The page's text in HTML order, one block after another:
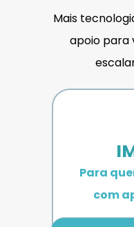
Mais
apoio para
Para
com